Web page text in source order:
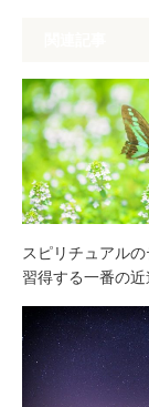
スピリチュアル
習得する一番の近